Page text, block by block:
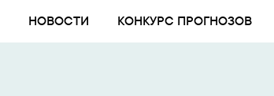
НОВОСТИ КОНКУРС ПРОГНОЗОВ